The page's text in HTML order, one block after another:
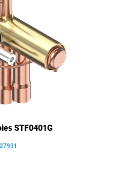
STF0401G